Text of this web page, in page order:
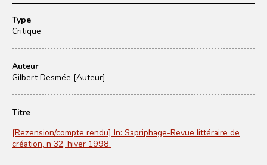
Type
Critique
Auteur
Gilbert Desmée [Auteur]
Titre
[Rezension/compte rendu] In: Sapriphage-Revue littéraire de
création, n 32, hiver 1998.